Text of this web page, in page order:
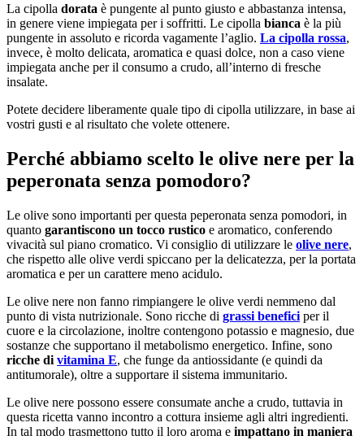
La cipolla dorata è pungente al punto giusto e abbastanza intensa,
in genere viene impiegata per i soffritti. Le cipolla bianca è la più
pungente in assoluto e ricorda vagamente l’aglio. La cipolla rossa,
invece, è molto delicata, aromatica e quasi dolce, non a caso viene
impiegata anche per il consumo a crudo, all’interno di fresche
insalate.
Potete decidere liberamente quale tipo di cipolla utilizzare, in base ai
vostri gusti e al risultato che volete ottenere.
Perché abbiamo scelto le olive nere per la
peperonata senza pomodoro?
Le olive sono importanti per questa peperonata senza pomodori, in
quanto garantiscono un tocco rustico e aromatico, conferendo
vivacità sul piano cromatico. Vi consiglio di utilizzare le olive nere,
che rispetto alle olive verdi spiccano per la delicatezza, per la portata
aromatica e per un carattere meno acidulo.
Le olive nere non fanno rimpiangere le olive verdi nemmeno dal
punto di vista nutrizionale. Sono ricche di grassi benefici per il
cuore e la circolazione, inoltre contengono potassio e magnesio, due
sostanze che supportano il metabolismo energetico. Infine, sono
ricche di vitamina E, che funge da antiossidante (e quindi da
antitumorale), oltre a supportare il sistema immunitario.
Le olive nere possono essere consumate anche a crudo, tuttavia in
questa ricetta vanno incontro a cottura insieme agli altri ingredienti.
In tal modo trasmettono tutto il loro aroma e impattano in maniera